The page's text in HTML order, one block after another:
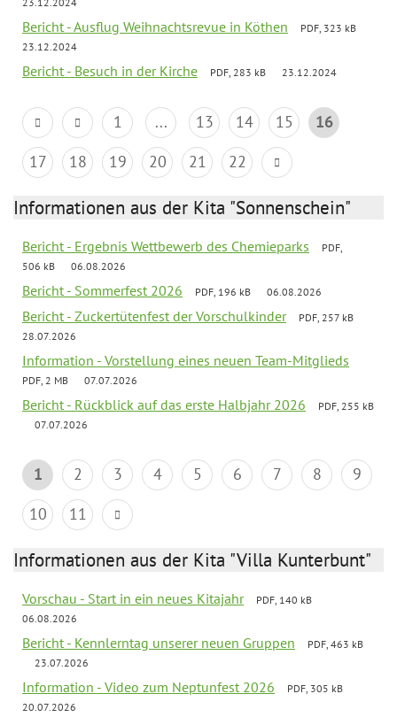
Bericht - Ausflug Weihnachtsrevue in Köthen
PDF, 323 kB
23.12.2024
Bericht - Besuch in der Kirche PDF, 283 kB 23.12.2024
1 ... 13 14 15
16
17
18 19 20 21 22
Informationen aus der Kita "Sonnenschein"
Bericht - Ergebnis Wettbewerb des Chemieparks
PDF,
506 kB
06.08.2026
Bericht - Sommerfest 2026 PDF, 196 kB 06.08.2026
Bericht - Zuckertütenfest der Vorschulkinder
PDF, 257 kB
28.07.2026
Information - Vorstellung eines neuen Team-Mitglieds
PDF, 2 MB 07.07.2026
Bericht - Rückblick auf das erste Halbjahr 2026
PDF, 255 kB
07.07.2026
1 2 3 4 5 6 7 8
9
10
11
Informationen aus der Kita "Villa Kunterbunt"
Vorschau - Start in ein neues Kitajahr
PDF, 140 kB
06.08.2026
Bericht - Kennlerntag unserer neuen Gruppen
PDF, 463 kB
23.07.2026
Information - Video zum Neptunfest 2026
PDF, 305 kB
20.07.2026